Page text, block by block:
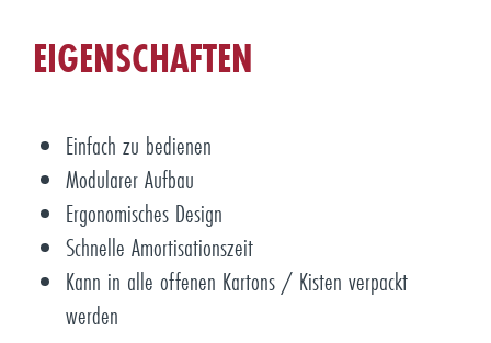
EIGENSCHAFTEN
Einfach zu bedienen
Modularer Aufbau
Ergonomisches Design
Schnelle Amortisationszeit
Kann in alle offenen Kartons / Kisten verpackt
werden